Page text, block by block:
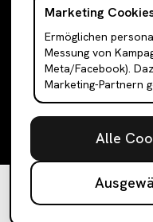
In
Cardigans
Blazer
Mäntel & Trenchcoats
Puffer & Bomber Jacken
Faux-Fell & Felljacken
Letterman & College-
Westen
Marketing
Ermöglichen
Messung von
Meta/Facebook).
Marketing-Partnern
Alle